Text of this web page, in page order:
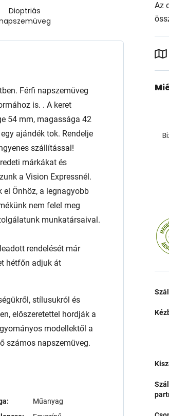
Dioptriás
Férfi napszemüveg
is. . A keret
54 mm, magassága 42
ajándék tok. Rendelje
szállítással!
márkákat és
a Vision Expressnél.
Önhöz, a legnagyobb
nem felel meg
munkatársaival.
rendelését már
hétfőn adjuk át
stílusukról és
előszeretettel hordják a
modellektől a
számos napszemüveg.
Műanyag
Az